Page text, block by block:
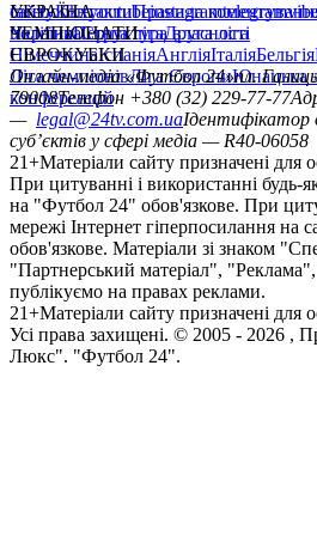
сайтуКонтактиПравила
політикаСтруктура власності
facebookxyoutubeinstagramtelegram
УКРАЇНА
УкраїнаПерша лігаДруга ліга
ЧЕМПІОНАТИ
НімеччинаІспаніяАнгліяІталіяБельгія
ЄВРОКУБКИ
Ліга чемпіонівЛіга ЄвропиЮнацька
конференцій
Онлайн-медіа «Футбол 24»пл.
79008Телефон +380 (32) 229-77-77
— legal@24tv.com.uaІдентифікатор
суб’єктів у сфері медіа — R40-06058
21+Матеріали сайту призначені для
При цитуванні і використанні будь-
на "Футбол 24" обов'язкове. При
мережі Інтернет гіперпосилання на
обов'язкове. Матеріали зі знаком
"Партнерський матеріал",
публікуємо на правах реклами.
21+Матеріали сайту призначені для
Усi права захищенi. © 2005 - 2026 ,
Люкс". "Футбол 24".